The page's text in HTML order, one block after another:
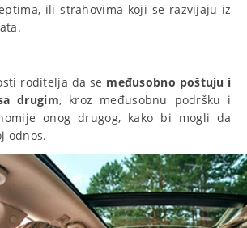
ili strahovima koji se razvijaju iz
roditelja da se međusobno poštuju i
drugim, kroz međusobnu podršku i
onog drugog, kako bi mogli da
odnos.